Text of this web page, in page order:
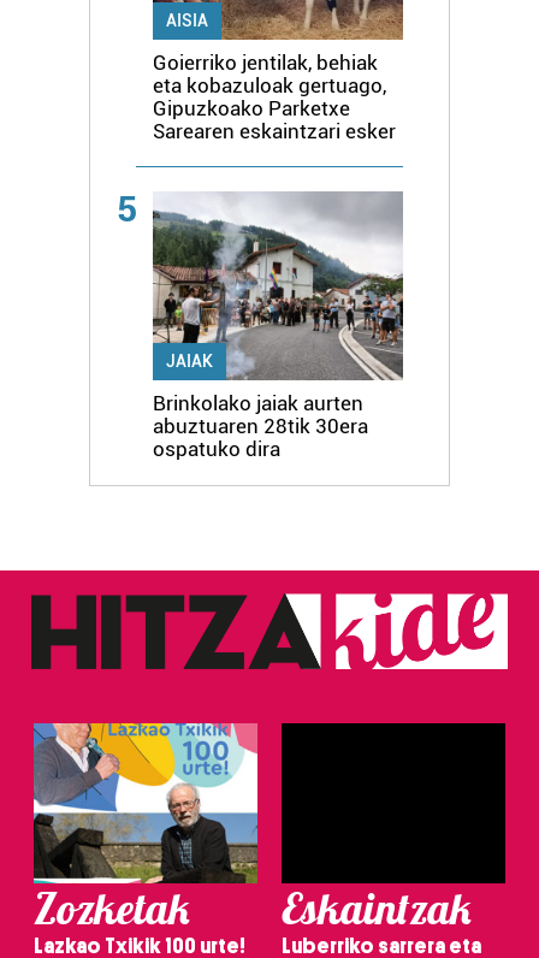
AISIA
Goierriko jentilak, behiak
eta kobazuloak gertuago,
Gipuzkoako Parketxe
Sarearen eskaintzari esker
5
JAIAK
Brinkolako jaiak aurten
abuztuaren 28tik 30era
ospatuko dira
Zozketak
Lazkao Txikik 100 urte!
Eskaintzak
Luberriko sarrera eta